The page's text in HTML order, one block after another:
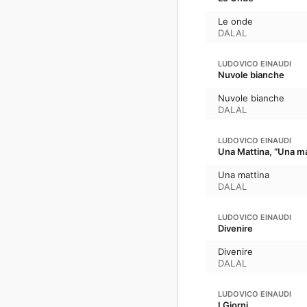
Le onde
DALAL
LUDOVICO EINAUDI
Nuvole bianche
Nuvole bianche
DALAL
LUDOVICO EINAUDI
Una Mattina, “Una
Una mattina
DALAL
LUDOVICO EINAUDI
Divenire
Divenire
DALAL
LUDOVICO EINAUDI